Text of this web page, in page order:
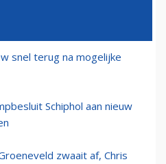
voorzitter cabinevakbond
snel terug na mogelijke
Schiphol aan nieuw
zwaait af, Chris